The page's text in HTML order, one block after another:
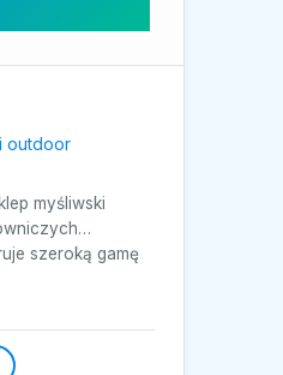
outdoor
myśliwski
szeroką gamę